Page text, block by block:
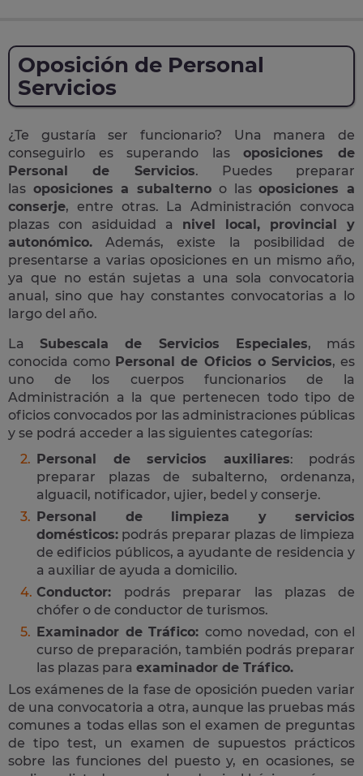
Oposición de Personal
Servicios
¿Te gustaría ser funcionario? Una manera de
conseguirlo es superando lasoposiciones de
Personal de Servicios. Puedes preparar
las oposiciones a subalterno o lasoposiciones a
conserje, entre otras. La Administración convoca
plazas con asiduidad a nivel local, provincial y
autonómico. Además, existe la posibilidad de
presentarse a varias oposiciones en un mismo año,
ya que no están sujetas a una sola convocatoria
anual, sino que hay constantes convocatorias a lo
largo del año.
LaSubescala de Servicios Especiales, más
conocida como Personal de Oficios o Servicios, es
uno de los cuerpos funcionarios de la
Administración a la que pertenecen todo tipo de
oficios convocados por las administraciones públicas
y se podrá acceder a las siguientes categorías:
Personal de servicios auxiliares: podrás
preparar plazas de subalterno, ordenanza,
alguacil, notificador, ujier, bedel y conserje.
Personal de limpieza y servicios
domésticos: podrás preparar plazas de limpieza
de edificios públicos, a ayudante de residencia y
a auxiliar de ayuda a domicilio.
Conductor: podrás preparar las plazas de
chófer o de conductor de turismos.
Examinador de Tráfico: como novedad, con el
curso de preparación, también podrás preparar
las plazas para examinador de Tráfico.
Los exámenes de la fase de oposición pueden variar
de una convocatoria a otra, aunque las pruebas más
comunes a todas ellas son el examen de preguntas
de tipo test, un examen de supuestos prácticos
sobre las funciones del puesto y, en ocasiones, se